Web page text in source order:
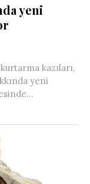
yeni
kazıları,
yeni